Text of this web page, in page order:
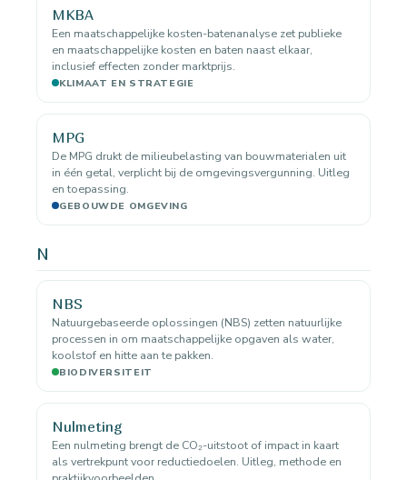
MKBA
Een maatschappelijke kosten-batenanalyse zet publieke
en maatschappelijke kosten en baten naast elkaar,
inclusief effecten zonder marktprijs.
KLIMAAT EN STRATEGIE
MPG
De MPG drukt de milieubelasting van bouwmaterialen uit
in één getal, verplicht bij de omgevingsvergunning. Uitleg
en toepassing.
GEBOUWDE OMGEVING
N
NBS
Natuurgebaseerde oplossingen (NBS) zetten natuurlijke
processen in om maatschappelijke opgaven als water,
koolstof en hitte aan te pakken.
BIODIVERSITEIT
Nulmeting
Een nulmeting brengt de CO₂-uitstoot of impact in kaart
als vertrekpunt voor reductiedoelen. Uitleg, methode en